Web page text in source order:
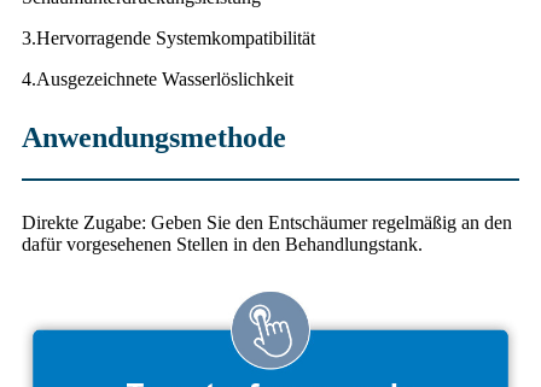
3.Hervorragende Systemkompatibilität
4.Ausgezeichnete Wasserlöslichkeit
Anwendungsmethode
Direkte Zugabe: Geben Sie den Entschäumer regelmäßig an den
dafür vorgesehenen Stellen in den Behandlungstank.